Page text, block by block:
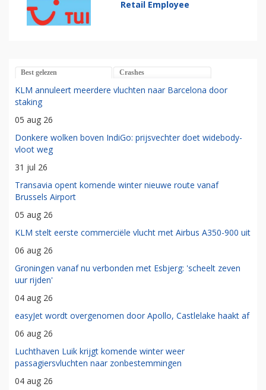
Retail Employee
Best gelezen Crashes
KLM annuleert meerdere vluchten naar Barcelona door
staking
05 aug 26
Donkere wolken boven IndiGo: prijsvechter doet widebody-
vloot weg
31 jul 26
Transavia opent komende winter nieuwe route vanaf
Brussels Airport
05 aug 26
KLM stelt eerste commerciële vlucht met Airbus A350-900 uit
06 aug 26
Groningen vanaf nu verbonden met Esbjerg: 'scheelt zeven
uur rijden'
04 aug 26
easyJet wordt overgenomen door Apollo, Castlelake haakt af
06 aug 26
Luchthaven Luik krijgt komende winter weer
passagiersvluchten naar zonbestemmingen
04 aug 26